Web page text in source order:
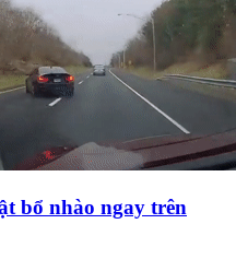
bổ nhào ngay trên